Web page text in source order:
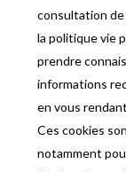
consultation
la politique vie
prendre
informations
en vous
Ces cookies
notamment